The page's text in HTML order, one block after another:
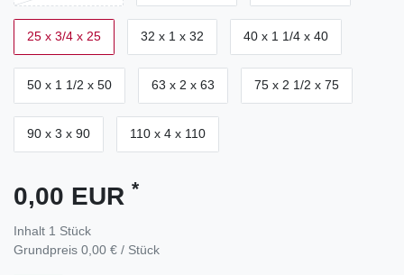
25 x 3/4 x 25 32 x 1 x 32 40 x 1 1/4 x 40
50 x 1 1/2 x 50 63 x 2 x 63 75 x 2 1/2 x 75
90 x 3 x 90 110 x 4 x 110
0,00 EUR *
Inhalt 1 Stück
Grundpreis 0,00 € / Stück